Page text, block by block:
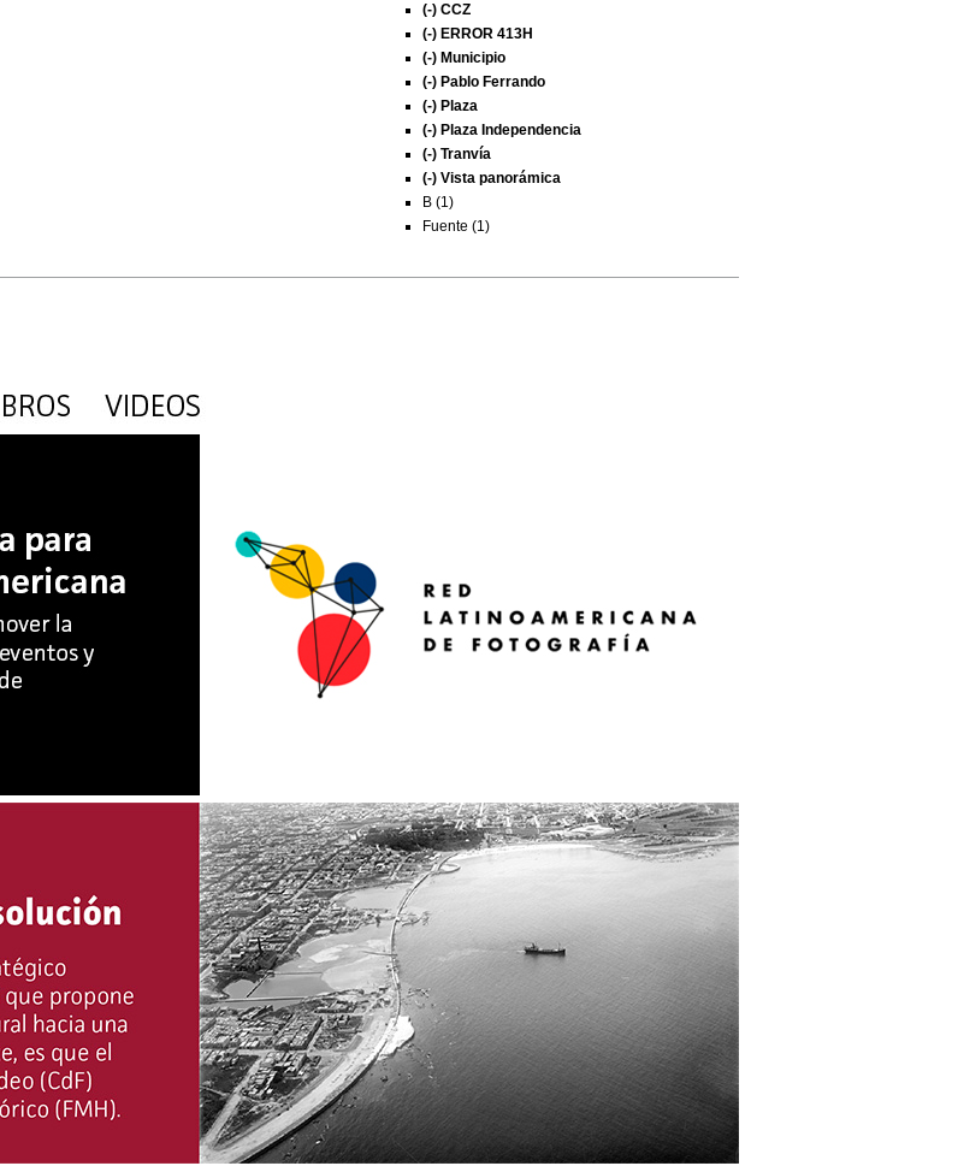
(-) CCZ
(-) ERROR 413H
(-) Municipio
(-) Pablo Ferrando
(-) Plaza
(-) Plaza Independencia
(-) Tranvía
(-) Vista panorámica
B (1)
Fuente (1)